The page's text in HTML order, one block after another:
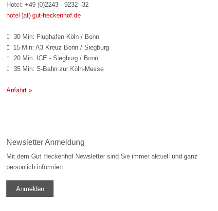
Hotel: +49 (0)2243 - 9232 -32
hotel (at) gut-heckenhof.de
 30 Min: Flughafen Köln / Bonn
 15 Min: A3 Kreuz Bonn / Siegburg
 20 Min: ICE - Siegburg / Bonn
 35 Min: S-Bahn zur Köln-Messe
Anfahrt »
Newsletter Anmeldung
Mit dem Gut Heckenhof Newsletter sind Sie immer aktuell und ganz
persönlich informiert.
Anmelden